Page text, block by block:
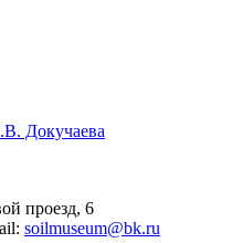
Докучаева
проезд, 6
soilmuseum@bk.ru